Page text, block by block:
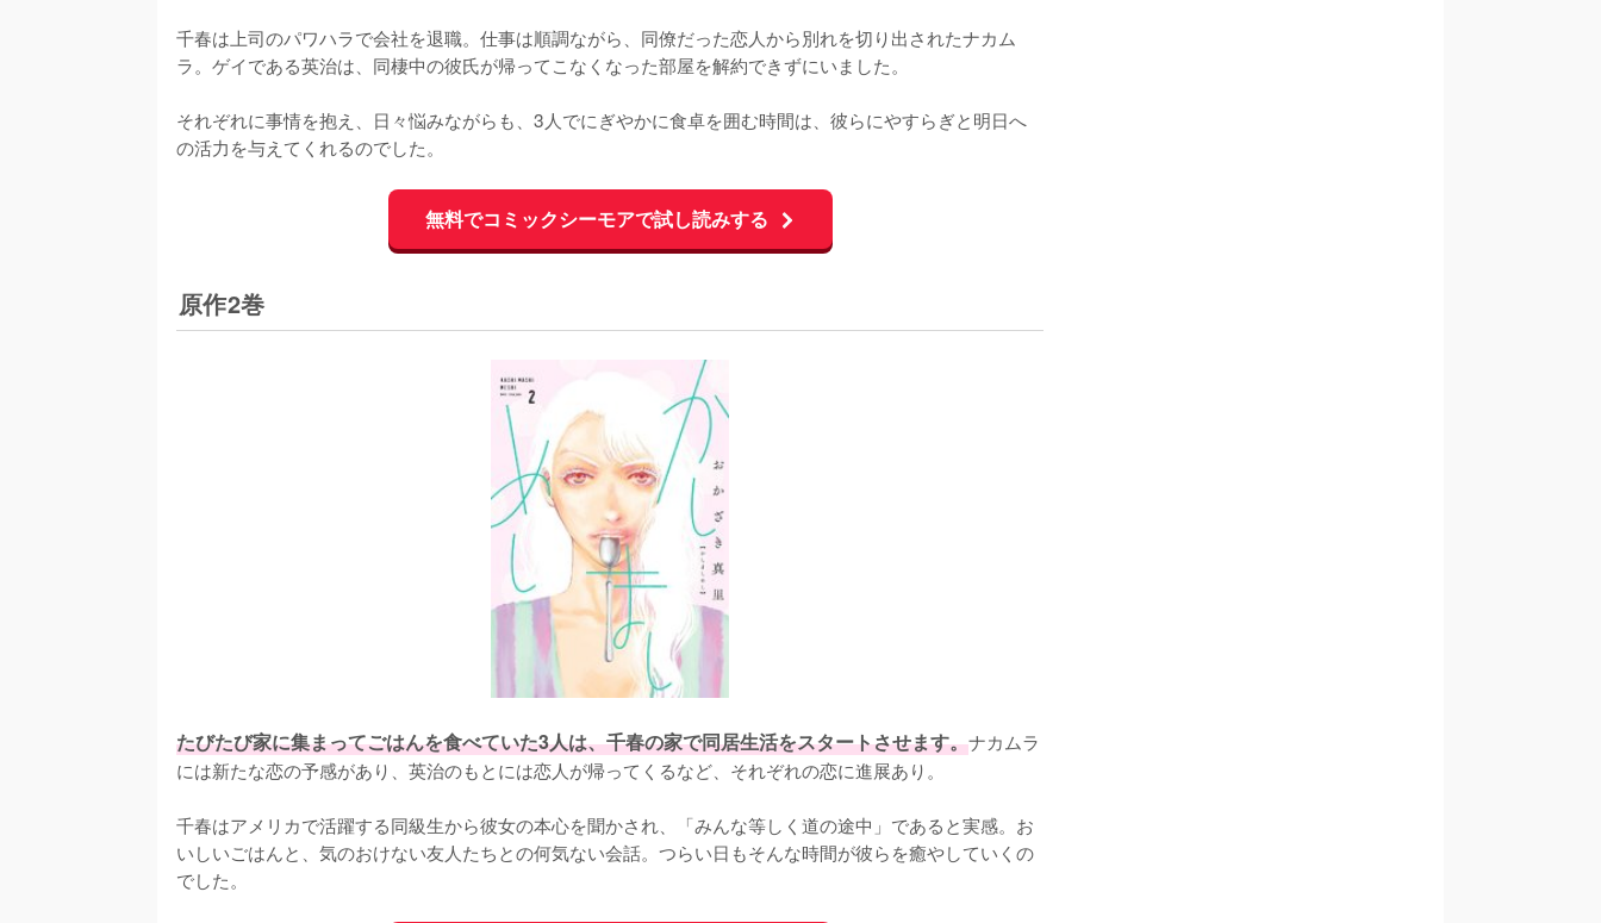
千春は上司のパワハラで会社を退職。仕事は順調ながら、同僚だった恋人から別れを切り出されたナカム
ラ。ゲイである英治は、同棲中の彼氏が帰ってこなくなった部屋を解約できずにいました。
それぞれに事情を抱え、日々悩みながらも、3人でにぎやかに食卓を囲む時間は、彼らにやすらぎと明日へ
の活力を与えてくれるのでした。
無料でコミックシーモアで試し読みする
原作2巻
たびたび家に集まってごはんを食べていた3人は、千春の家で同居生活をスタートさせます。ナカムラ
には新たな恋の予感があり、英治のもとには恋人が帰ってくるなど、それぞれの恋に進展あり。
千春はアメリカで活躍する同級生から彼女の本心を聞かされ、「みんな等しく道の途中」であると実感。お
いしいごはんと、気のおけない友人たちとの何気ない会話。つらい日もそんな時間が彼らを癒やしていくの
でした。